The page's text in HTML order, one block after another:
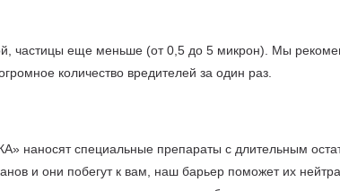
частицы еще меньше (от 0,5 до 5 микрон). Мы
количество вредителей за один раз.
наносят специальные препараты с длительным
и они побегут к вам, наш барьер поможет их